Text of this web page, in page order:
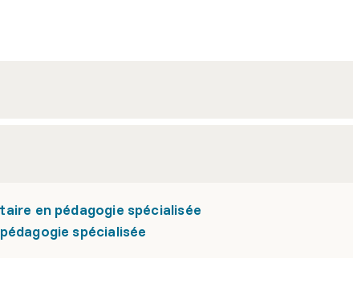
en pédagogie spécialisée
spécialisée